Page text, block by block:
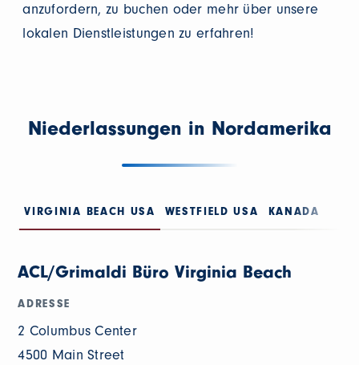
anzufordern, zu buchen oder mehr über unsere
lokalen Dienstleistungen zu erfahren!
Niederlassungen in Nordamerika
VIRGINIA BEACH USA WESTFIELD USA KANADA
ACL/Grimaldi Büro Virginia Beach
ADRESSE
2 Columbus Center
4500 Main Street